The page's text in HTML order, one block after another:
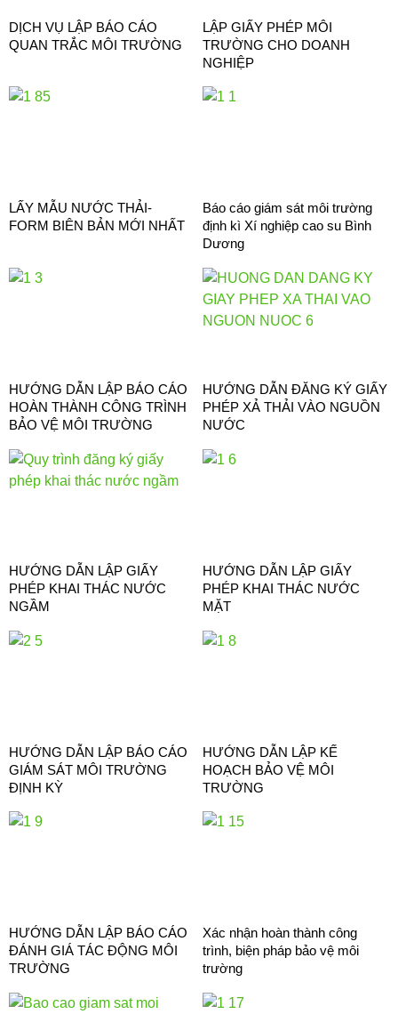
DỊCH VỤ LẬP BÁO CÁO
QUAN TRẮC MÔI TRƯỜNG
LẬP GIẤY PHÉP MÔI
TRƯỜNG CHO DOANH
NGHIỆP
LẤY MẪU NƯỚC THẢI-
FORM BIÊN BẢN MỚI NHẤT
Báo cáo giám sát môi trường
định kì Xí nghiệp cao su Bình
Dương
HƯỚNG DẪN LẬP BÁO CÁO
HOÀN THÀNH CÔNG TRÌNH
BẢO VỆ MÔI TRƯỜNG
HƯỚNG DẪN ĐĂNG KÝ GIẤY
PHÉP XẢ THẢI VÀO NGUỒN
NƯỚC
HƯỚNG DẪN LẬP GIẤY
PHÉP KHAI THÁC NƯỚC
NGẦM
HƯỚNG DẪN LẬP GIẤY
PHÉP KHAI THÁC NƯỚC
MẶT
HƯỚNG DẪN LẬP BÁO CÁO
GIÁM SÁT MÔI TRƯỜNG
ĐỊNH KỲ
HƯỚNG DẪN LẬP KẾ
HOẠCH BẢO VỆ MÔI
TRƯỜNG
HƯỚNG DẪN LẬP BÁO CÁO
ĐÁNH GIÁ TÁC ĐỘNG MÔI
TRƯỜNG
Xác nhận hoàn thành công
trình, biện pháp bảo vệ môi
trường